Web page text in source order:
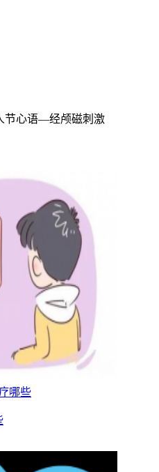
节心语—经颅磁刺激
哪些